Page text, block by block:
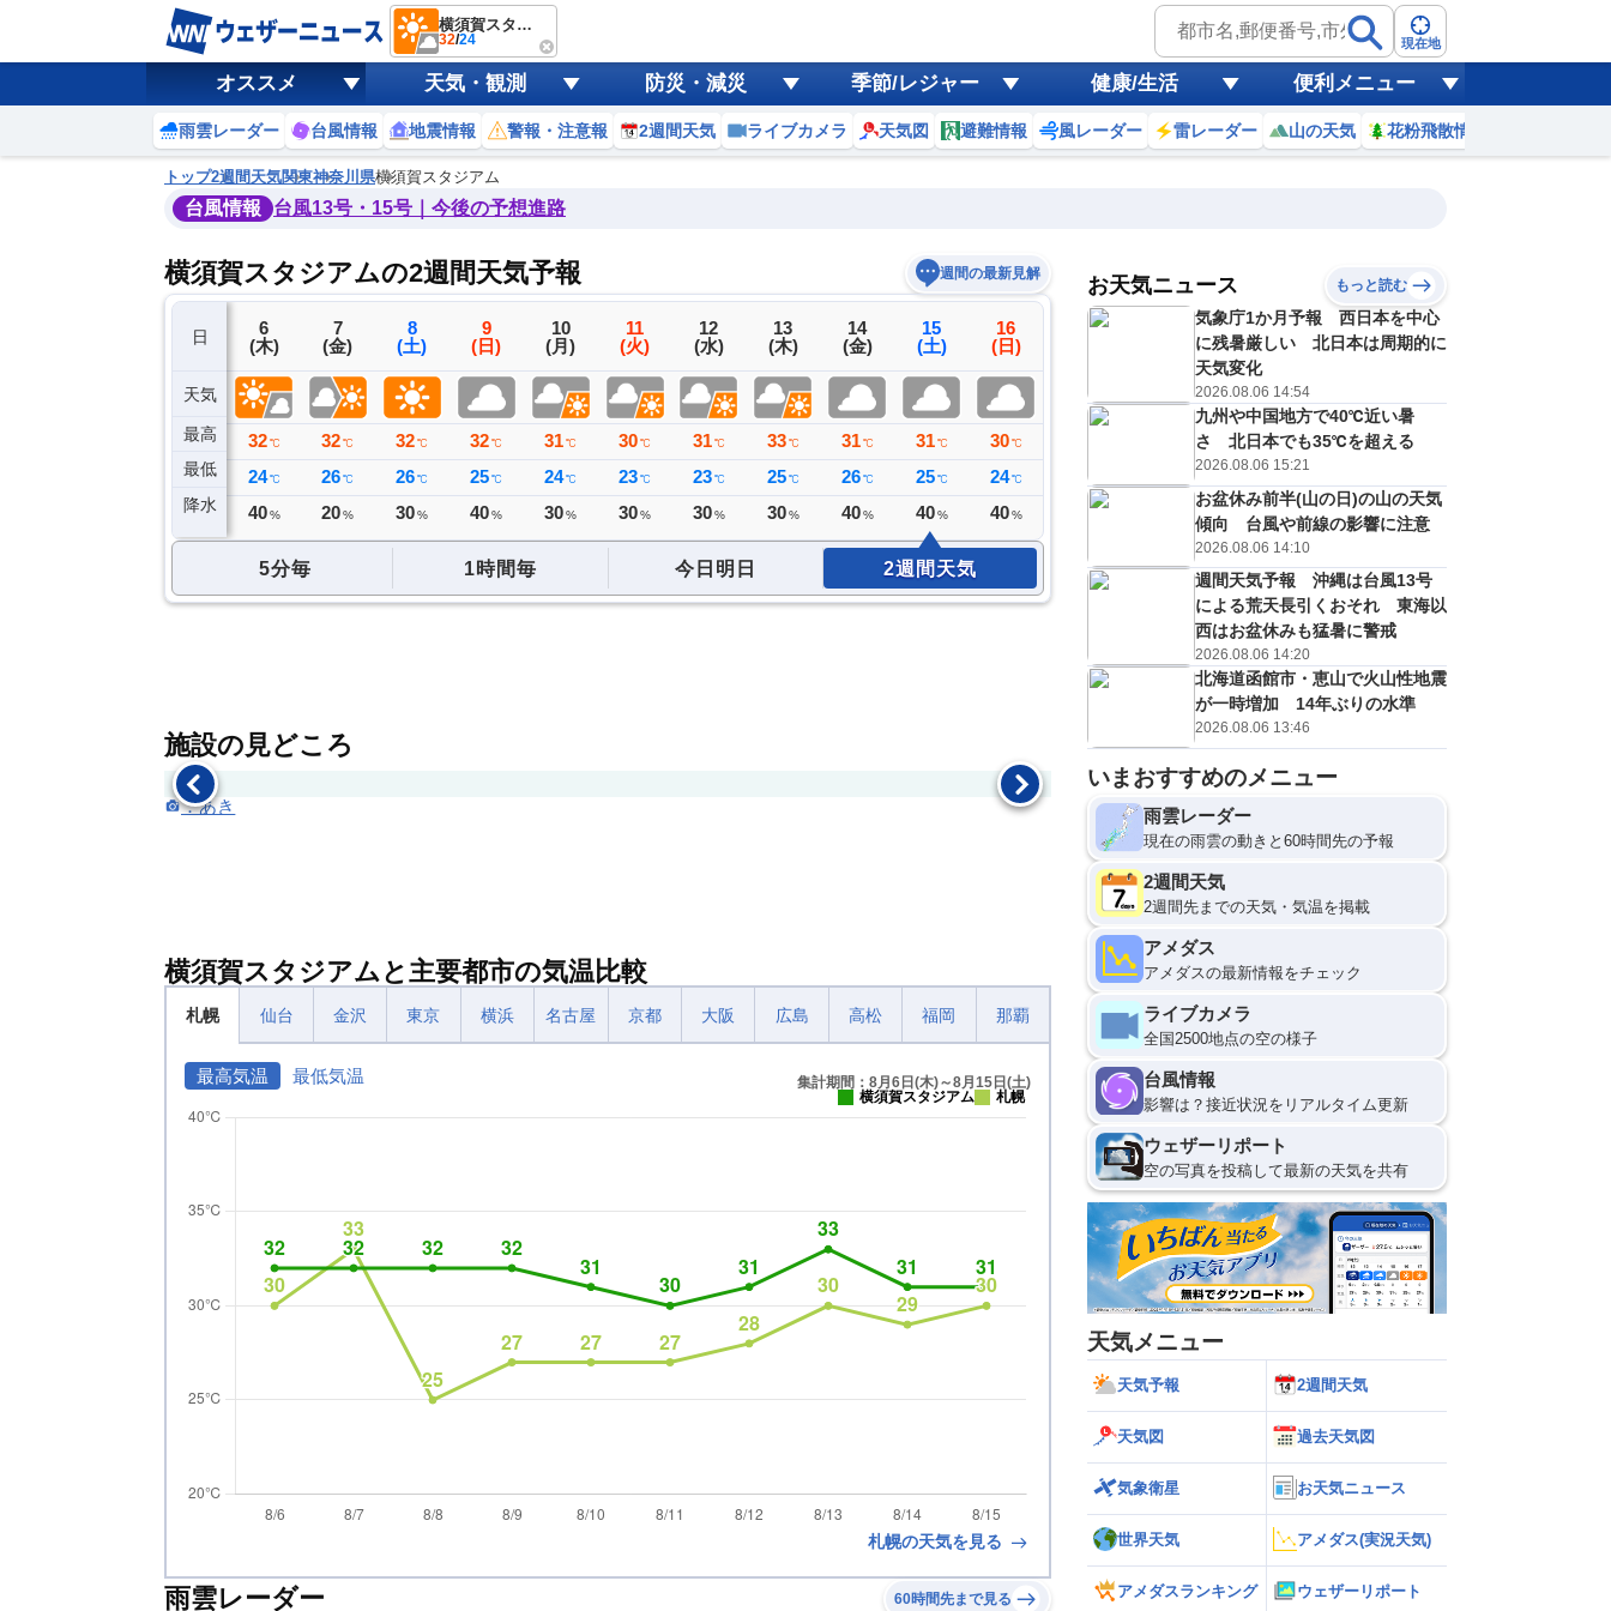
横須賀スタジアム
32/24 現在地
オススメ 天気・観測 防災・減災 季節/レジャー 健康/生活 便利メニュー
雨雲レーダー 台風情報 地震情報 警報・注意報 2週間天気 ライブカメラ 天気図 避難情報 風レーダー 雷レーダー 山の天気 花粉飛散情報
トップ2週間天気関東神奈川県横須賀スタジアム
台風情報 台風13号・15号｜今後の予想進路
横須賀スタジアムの2週間天気予報 週間の最新見解
日
天気
最高
最低
降水
5
(水)
32℃
24℃
ミリ
6
(木)
32 ℃
24 ℃
40 %
7
(金)
32 ℃
26 ℃
20 %
8
(土)
32 ℃
26 ℃
30 %
9
(日)
32 ℃
25 ℃
40 %
10
(月)
31℃
24℃
30%
11
(火)
30℃
23℃
30%
12
(水)
31℃
23℃
30%
13
(木)
33℃
25℃
30%
14
(金)
31 ℃
26 ℃
40 %
15
(土)
31 ℃
25 ℃
40 %
16
(日)
30 ℃
24 ℃
40 %
17
℃
19
(水)
E
31℃
24
40
20
(木)
30℃
24
40%
予報の
信頼度
B
C
D
？
5分毎 1時間毎 今日明日 2週間天気
施設の見どころ
：あき
横須賀スタジアムと主要都市の気温比較
札幌 仙台 金沢 東京 横浜 名古屋 京都 大阪 広島 高松 福岡 那覇
最高気温 最低気温
集計期間：8月6日(木)～8月15日(土)
横須賀スタジアム
札幌
札幌の天気を見る
雨雲レーダー 60時間先まで見る
お天気ニュース もっと読む
気象庁1か月予報 西日本を中心
に残暑厳しい 北日本は周期的に
天気変化
2026.08.06 14:54
九州や中国地方で40℃近い暑
さ 北日本でも35℃を超える
2026.08.06 15:21
お盆休み前半(山の日)の山の天気
傾向 台風や前線の影響に注意
2026.08.06 14:10
週間天気予報 沖縄は台風13号
による荒天長引くおそれ 東海以
西はお盆休みも猛暑に警戒
2026.08.06 14:20
北海道函館市・恵山で火山性地震
が一時増加 14年ぶりの水準
2026.08.06 13:46
いまおすすめのメニュー
雨雲レーダー
現在の雨雲の動きと60時間先の予報
2週間天気
2週間先までの天気・気温を掲載
アメダス
アメダスの最新情報をチェック
ライブカメラ
全国2500地点の空の様子
台風情報
影響は？接近状況をリアルタイム更新
ウェザーリポート
空の写真を投稿して最新の天気を共有
天気メニュー
天気予報 2週間天気
天気図 過去天気図
気象衛星 お天気ニュース
世界天気 アメダス(実況天気)
アメダスランキング ウェザーリポート